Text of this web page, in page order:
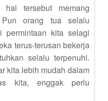
tersebut memang
orang tua selalu
permintaan kita selagi
terus-terusan bekerja
selalu terpenuhi.
kita lebih mudah dalam
kita, enggak perlu